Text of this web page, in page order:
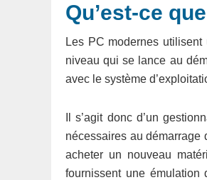
Qu’est-ce
Les PC modernes
niveau qui se lance au
avec le système
Il s’agit donc d’un
nécessaires au démarrage
acheter un nouveau
fournissent une émulation